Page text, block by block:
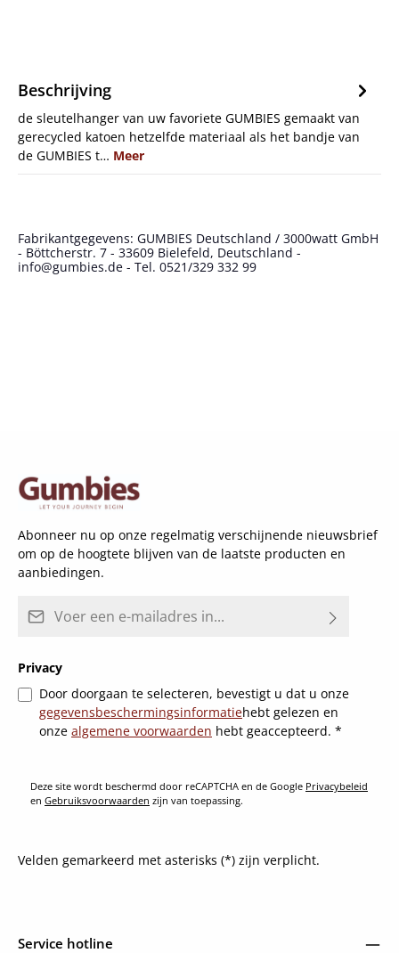
Beschrijving
de sleutelhanger van uw favoriete GUMBIES gemaakt van
gerecycled katoen hetzelfde materiaal als het bandje van
de GUMBIES t… Meer
Fabrikantgegevens: GUMBIES Deutschland / 3000watt GmbH
- Böttcherstr. 7 - 33609 Bielefeld, Deutschland -
info@gumbies.de - Tel. 0521/329 332 99
Abonneer nu op onze regelmatig verschijnende nieuwsbrief
om op de hoogtete blijven van de laatste producten en
aanbiedingen.
Privacy
Door doorgaan te selecteren, bevestigt u dat u onze
gegevensbeschermingsinformatiehebt gelezen en
onze algemene voorwaarden hebt geaccepteerd. *
Deze site wordt beschermd door reCAPTCHA en de Google Privacybeleid
en Gebruiksvoorwaarden zijn van toepassing.
Velden gemarkeerd met asterisks (*) zijn verplicht.
Service hotline